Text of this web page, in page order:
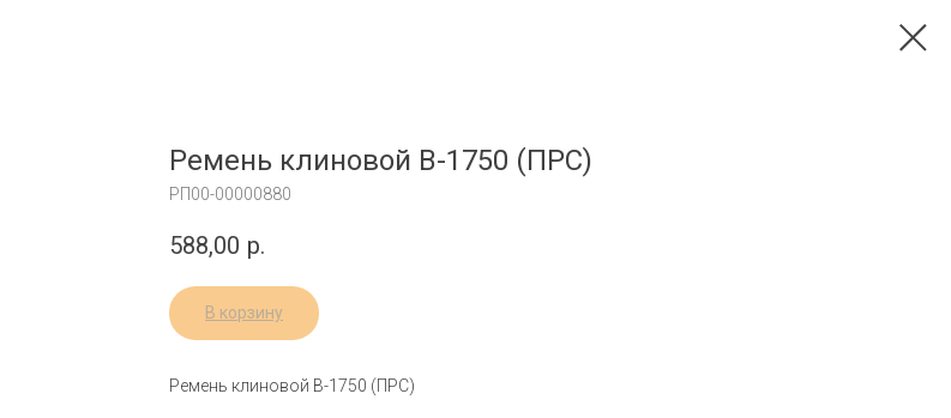
Ремень клиновой В-1750 (ПРС)
РП00-00000880
588,00 р.
В корзину
Ремень клиновой В-1750 (ПРС)